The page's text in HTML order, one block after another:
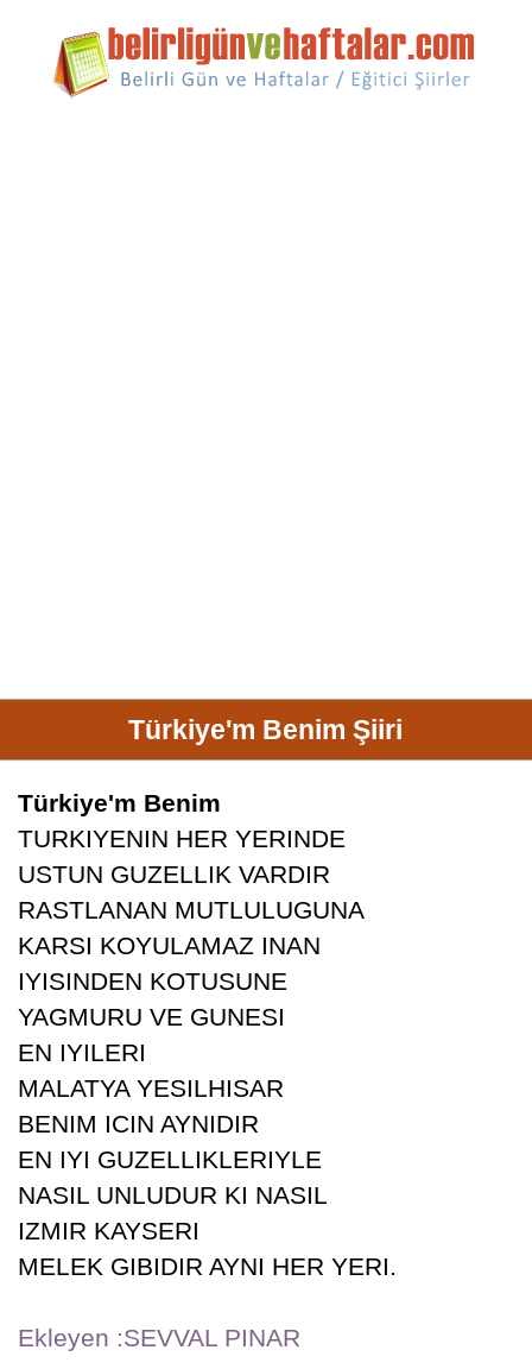
Türkiye'm Benim Şiiri
Türkiye'm Benim
TURKIYENIN HER YERINDE
USTUN GUZELLIK VARDIR
RASTLANAN MUTLULUGUNA
KARSI KOYULAMAZ INAN
IYISINDEN KOTUSUNE
YAGMURU VE GUNESI
EN IYILERI
MALATYA YESILHISAR
BENIM ICIN AYNIDIR
EN IYI GUZELLIKLERIYLE
NASIL UNLUDUR KI NASIL
IZMIR KAYSERI
MELEK GIBIDIR AYNI HER YERI.
Ekleyen :SEVVAL PINAR